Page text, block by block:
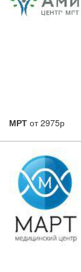
МРТ от 2975р